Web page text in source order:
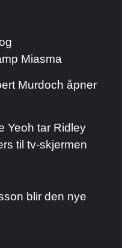
Miasma
Murdoch åpner
Yeoh tar Ridley
til tv-skjermen
blir den nye